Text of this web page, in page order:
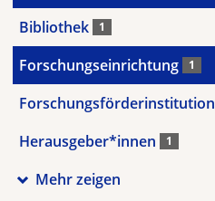
Bibliothek 1
Forschungseinrichtung 1
Forschungsförderinstitution
Herausgeber*innen 1
Mehr zeigen